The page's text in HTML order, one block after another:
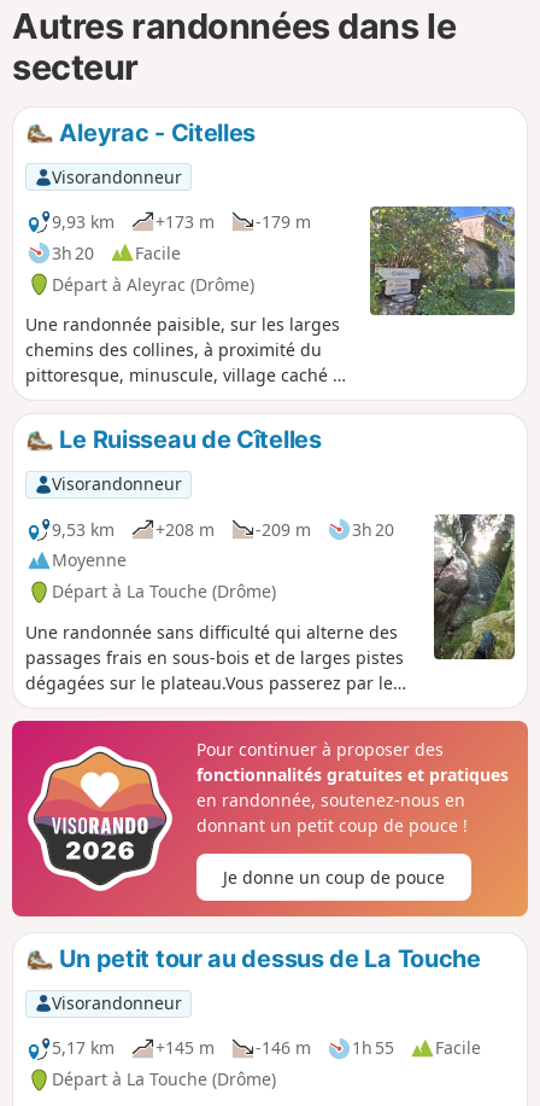
Autres randonnées dans le
secteur
Aleyrac - Citelles
Visorandonneur
9,93 km
+173 m
-179 m
3h 20
Facile
Départ à Aleyrac (Drôme)
Une randonnée paisible, sur les larges
chemins des collines, à proximité du
pittoresque, minuscule, village caché de
Citelles.
Le Ruisseau de Cîtelles
Visorandonneur
9,53 km
+208 m -209 m
3h 20
Moyenne
Départ à La Touche (Drôme)
Une randonnée sans difficulté qui alterne des
passages frais en sous-bois et de larges pistes
dégagées sur le plateau.Vous passerez par le
hameau de CÎtelles avec sa petite chapelle et sa
Le retour se fait en longeant le ruisseau qui
vous permet de vous baigner par endroits. Le
parcours traverse quatre fois la rivière à l'aide
de petits ponts ou de gros cailloux. Très
agréable à faire l'été, les pauses au bord de
l'eau sont très appréciées.
Pour continuer à proposer des
fonctionnalités gratuites et pratiques
en randonnée, soutenez-nous en
donnant un petit coup de pouce !
Je donne un coup de pouce
Un petit tour au dessus de La Touche
Visorandonneur
5,17 km
+145 m -146 m 1h 55
Facile
Départ à La Touche (Drôme)